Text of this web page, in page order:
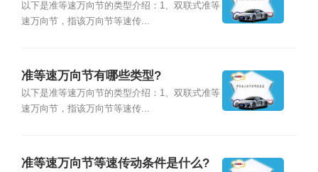
以下是准等速万向节的类型介绍：1、双联式准等
速万向节，指该万向节等速传...
准等速万向节有哪些类型?
以下是准等速万向节的类型介绍：1、双联式准等
速万向节，指该万向节等速传...
准等速万向节等速传动条件是什么?